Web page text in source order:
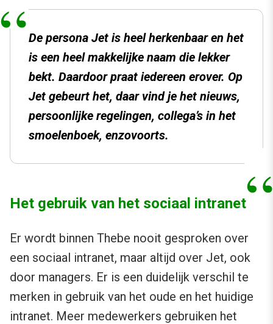
De persona Jet is heel herkenbaar en het
is een heel makkelijke naam die lekker
bekt. Daardoor praat iedereen erover. Op
Jet gebeurt het, daar vind je het nieuws,
persoonlijke regelingen, collega’s in het
smoelenboek, enzovoorts.
Het gebruik van het sociaal intranet
Er wordt binnen Thebe nooit gesproken over
een sociaal intranet, maar altijd over Jet, ook
door managers. Er is een duidelijk verschil te
merken in gebruik van het oude en het huidige
intranet. Meer medewerkers gebruiken het